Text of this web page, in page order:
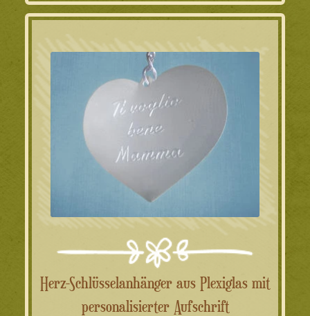
Herz-Schlüsselanhänger aus Plexiglas mit
personalisierter Aufschrift